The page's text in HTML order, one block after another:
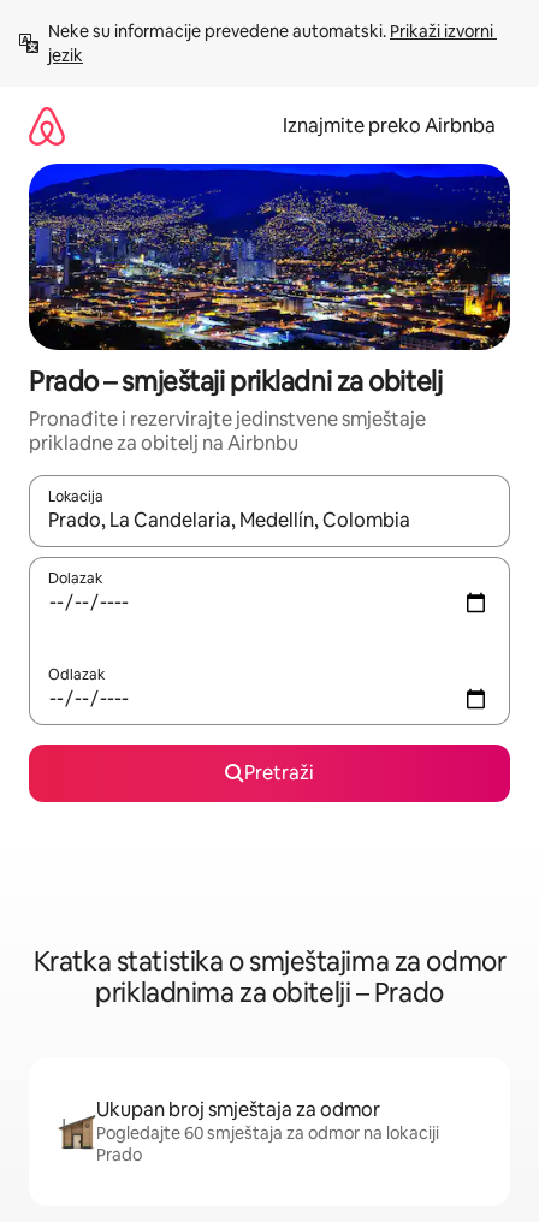
sadržaj
Neke su informacije prevedene automatski. Prikaži izvorni
jezik
Iznajmite preko Airbnba
Prado – smještaji prikladni za obitelj
Pronađite i rezervirajte jedinstvene smještaje
prikladne za obitelj na Airbnbu
Lokacija
Kada budu dostupni rezultati, moći ćete ih pregledati
Dolazak
Odlazak
Pretraži
Kratka statistika o smještajima za odmor
prikladnima za obitelji – Prado
Ukupan broj smještaja za odmor
Pogledajte 60 smještaja za odmor na lokaciji
Prado